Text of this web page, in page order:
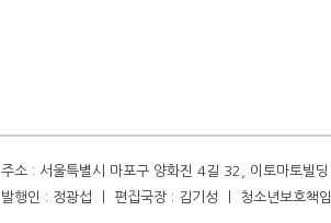
주소 : 서울특별시 마포구 양화진 4길 32, 이토마토빌
발행인 : 정광섭 ㅣ 편집국장 : 김기성 ㅣ 청소년보호